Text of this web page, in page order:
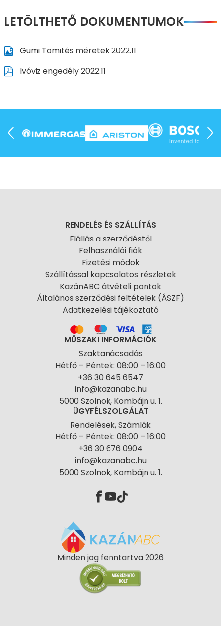
LETÖLTHETŐ DOKUMENTUMOK
Gumi Tömités méretek 2022.11
Ivóviz engedély 2022.11
RENDELÉS ÉS SZÁLLÍTÁS
Elállás a szerződéstől
Felhasználói fiók
Fizetési módok
Szállítással kapcsolatos részletek
KazánABC átvételi pontok
Általános szerződési feltételek (ÁSZF)
Adatkezelési tájékoztató
MŰSZAKI INFORMÁCIÓK
Szaktanácsadás
Hétfő – Péntek: 08:00 – 16:00
+36 30 645 6547
info@kazanabc.hu
5000 Szolnok, Kombájn u. 1.
ÜGYFÉLSZOLGÁLAT
Rendelések, Számlák
Hétfő – Péntek: 08:00 – 16:00
+36 30 676 0904
info@kazanabc.hu
5000 Szolnok, Kombájn u. 1.
Minden jog fenntartva 2026